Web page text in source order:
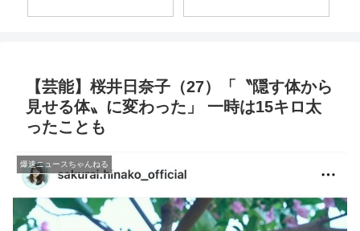
【芸能】桜井日奈子（27）「〝隠す体から
見せる体〟に変わった」 一時は15キロ太
ったことも
爆速ニュースちゃんねる